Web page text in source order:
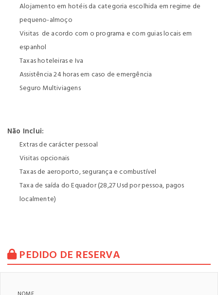
Alojamento em hotéis da categoria escolhida em regime de
pequeno-almoço
Visitas de acordo com o programa e com guias locais em
espanhol
Taxas hoteleiras e Iva
Assistência 24 horas em caso de emergência
Seguro Multiviagens
Não Inclui:
Extras de carácter pessoal
Visitas opcionais
Taxas de aeroporto, segurança e combustível
Taxa de saída do Equador (28,27 Usd por pessoa, pagos
localmente)
PEDIDO DE RESERVA